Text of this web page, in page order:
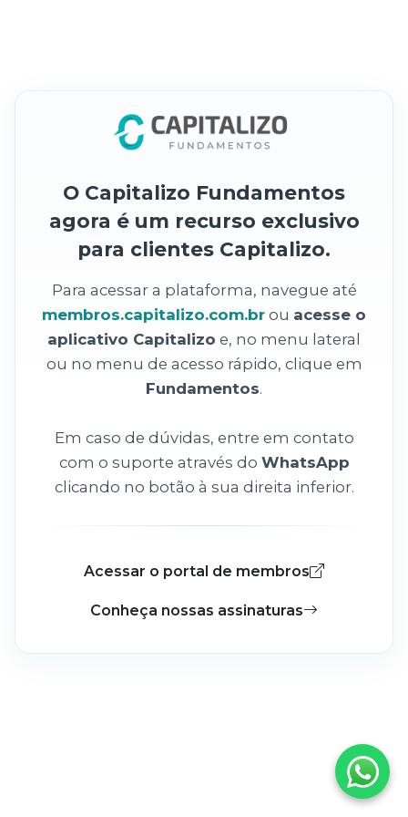
O Capitalizo Fundamentos
agora é um recurso exclusivo
para clientes Capitalizo.
Para acessar a plataforma, navegue até
membros.capitalizo.com.br ou acesse o
aplicativo Capitalizo e, no menu lateral
ou no menu de acesso rápido, clique em
Fundamentos.
Em caso de dúvidas, entre em contato
com o suporte através do WhatsApp
clicando no botão à sua direita inferior.
Acessar o portal de membros
Conheça nossas assinaturas